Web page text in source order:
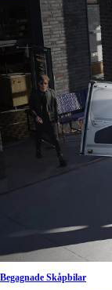
Begagnade Skåpbilar